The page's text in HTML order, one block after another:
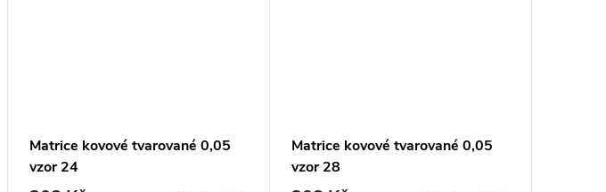
Matrice kovové tvarované 0,05
vzor 24
Matrice kovové tvarované 0,05
vzor 28